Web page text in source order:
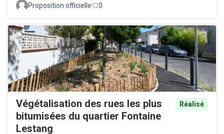
Proposition officielle 0
Végétalisation des rues les plus
bitumisées du quartier Fontaine
Lestang
Réalisé